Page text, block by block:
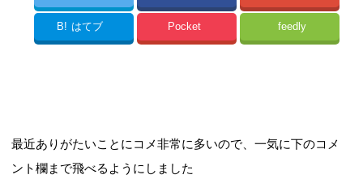
B! はてブ Pocket feedly
最近ありがたいことにコメ非常に多いので、一気に下のコメ
ント欄まで飛べるようにしました